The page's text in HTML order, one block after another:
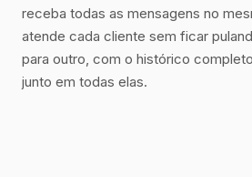
receba todas as mensagens no
atende cada cliente sem ficar
para outro, com o histórico
junto em todas elas.